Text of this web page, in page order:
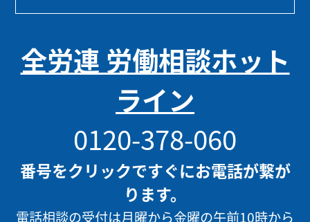
全労連 労働相談ホット
ライン
0120-378-060
番号をクリックですぐにお電話が繋が
ります。
電話相談の受付は月曜から金曜の午前10時から